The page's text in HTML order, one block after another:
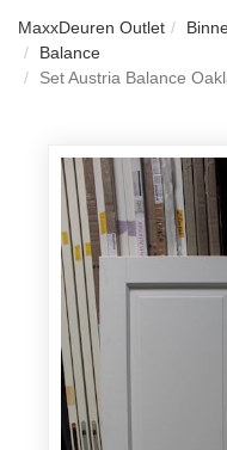
MaxxDeuren Outlet
Balance
Set Austria Balance